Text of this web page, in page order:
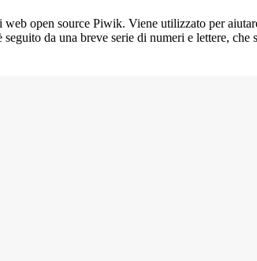
open source Piwik. Viene utilizzato per
da una breve serie di numeri e lettere,